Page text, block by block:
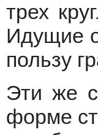
трех
Идущие
пользу
Эти же
форме